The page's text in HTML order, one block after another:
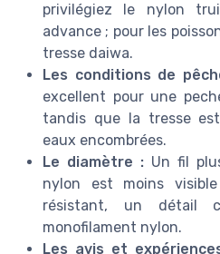
privilégiez le nylon
advance ; pour les
tresse daiwa.
Les conditions de
excellent pour une
tandis que la tresse
eaux encombrées.
Le diamètre :Un fil
nylon est moins
résistant, un détail
monofilament nylon.
Les avis et